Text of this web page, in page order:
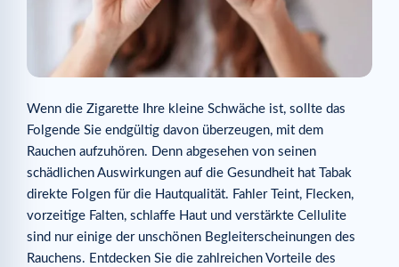
Wenn die Zigarette Ihre kleine Schwäche ist, sollte das
Folgende Sie endgültig davon überzeugen, mit dem
Rauchen aufzuhören. Denn abgesehen von seinen
schädlichen Auswirkungen auf die Gesundheit hat Tabak
direkte Folgen für die Hautqualität. Fahler Teint, Flecken,
vorzeitige Falten, schlaffe Haut und verstärkte Cellulite
sind nur einige der unschönen Begleiterscheinungen des
Rauchens. Entdecken Sie die zahlreichen Vorteile des